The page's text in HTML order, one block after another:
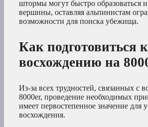
штормы могут быстро образоваться и
вершины, оставляя альпинистам
возможности для поиска убежища.
Как подготовиться к
восхождению на
Из-за всех трудностей, связанных с
8000er, проведение необходимых
имеет первостепенное значение для
восхождения.